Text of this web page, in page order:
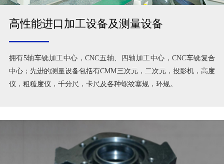
高性能进口加工设备及测量设备
拥有5轴车铣加工中心，CNC五轴、四轴加工中心，CNC车铣复合
中心；先进的测量设备包括有CMM三次元，二次元，投影机，高度
仪，粗糙度仪，千分尺，卡尺及各种螺纹塞规，环规。